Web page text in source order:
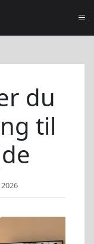
du
til